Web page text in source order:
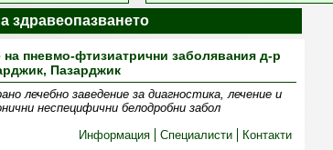
здравеопазването
пневмо-фтизиатрични заболявания д-р
Пазарджик
лечебно заведение за диагностика, лечение и
неспецифични белодробни забол
Информация
Специалисти Контакти